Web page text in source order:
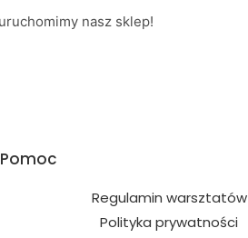
nasz sklep!
Pomoc
Regulamin warsztatów
Polityka prywatności